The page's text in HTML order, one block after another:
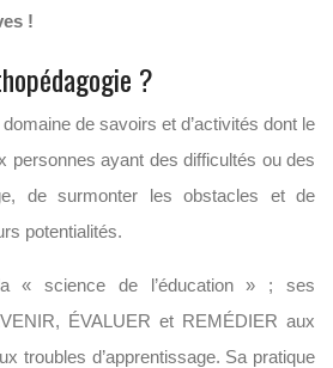
!
?
domaine de savoirs et d’activités dont le
personnes ayant des difficultés ou des
de surmonter les obstacles et de
potentialités.
la « science de l’éducation » ; ses
ÉVALUER et REMÉDIER aux
troubles d’apprentissage. Sa pratique